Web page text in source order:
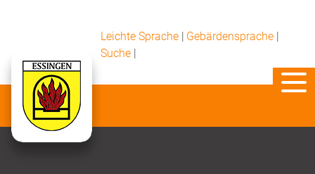
Leichte Sprache | Gebärdensprache |
Suche |